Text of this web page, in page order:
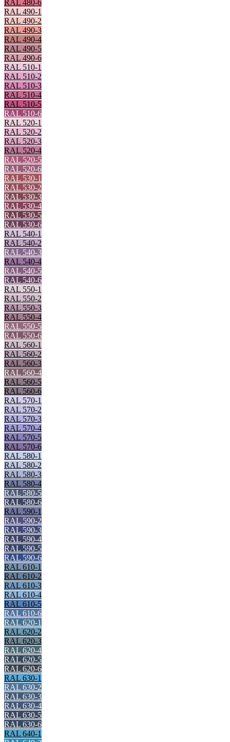
RAL 480-6
RAL 490-1
RAL 490-2
RAL 490-3
RAL 490-4
RAL 490-5
RAL 490-6
RAL 510-1
RAL 510-2
RAL 510-3
RAL 510-4
RAL 510-5
RAL 510-6
RAL 520-1
RAL 520-2
RAL 520-3
RAL 520-4
RAL 520-5
RAL 520-6
RAL 530-1
RAL 530-2
RAL 530-3
RAL 530-4
RAL 530-5
RAL 530-6
RAL 540-1
RAL 540-2
RAL 540-3
RAL 540-4
RAL 540-5
RAL 540-6
RAL 550-1
RAL 550-2
RAL 550-3
RAL 550-4
RAL 550-5
RAL 550-6
RAL 560-1
RAL 560-2
RAL 560-3
RAL 560-4
RAL 560-5
RAL 560-6
RAL 570-1
RAL 570-2
RAL 570-3
RAL 570-4
RAL 570-5
RAL 570-6
RAL 580-1
RAL 580-2
RAL 580-3
RAL 580-4
RAL 580-5
RAL 580-6
RAL 590-1
RAL 590-2
RAL 590-3
RAL 590-4
RAL 590-5
RAL 590-6
RAL 610-1
RAL 610-2
RAL 610-3
RAL 610-4
RAL 610-5
RAL 610-6
RAL 620-1
RAL 620-2
RAL 620-3
RAL 620-4
RAL 620-5
RAL 620-6
RAL 630-1
RAL 630-2
RAL 630-3
RAL 630-4
RAL 630-5
RAL 630-6
RAL 640-1